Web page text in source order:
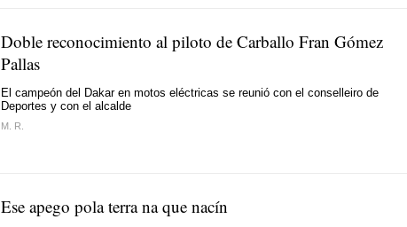
Doble reconocimiento al piloto de Carballo Fran Gómez
Pallas
El campeón del Dakar en motos eléctricas se reunió con el conselleiro de
Deportes y con el alcalde
M. R.
Ese apego pola terra na que nacín